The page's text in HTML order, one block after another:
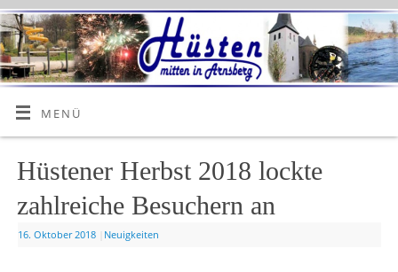
MENÜ
Hüstener Herbst 2018 lockte
zahlreiche Besuchern an
16. Oktober 2018 Neuigkeiten